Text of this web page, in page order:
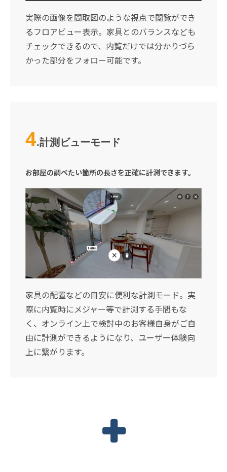
実際の画像を間取図のような視点で閲覧ができ
るフロアビュー表示。家具とのバランスなども
チェックできるので、内覧だけでは分かりづら
かった部分をフォロー可能です。
4.計測ビューモード
お部屋の調べたい箇所の長さを正確に計測できます。
家具の配置などの目安に便利な計測モード。実
際に内覧時にメジャー等で計測する手間もな
く、オンライン上で検討中のお客様自身がご自
由に計測ができるようになり、ユーザー体験向
上に繋がります。